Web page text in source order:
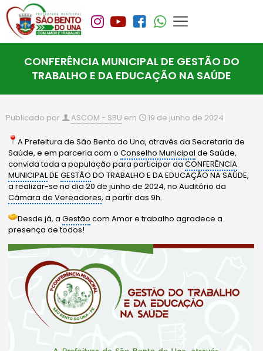
CONFERÊNCIA MUNICIPAL DE GESTÃO DO
TRABALHO E DA EDUCAÇÃO NA SAÚDE
Publicado por ASCOM - SBU em 19 de junho de 2024
A Prefeitura de São Bento do Una, através da Secretaria de
Saúde, e em parceria com oConselho Municipal de Saúde,
convida toda a população para participar daCONFERÊNCIA
MUNICIPALDEGESTÃO DO TRABALHO E DA EDUCAÇÃO NA SAÚDE,
a realizar-se no dia 20 de junho de 2024, no Auditório da
Câmara de Vereadores, a partir das 9h.
Desde já, aGestão com Amor e trabalho agradece a
presença de todos!